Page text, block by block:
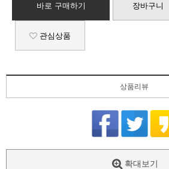
바로 구매하기 장바구니
관심상품
상품리뷰
확대보기